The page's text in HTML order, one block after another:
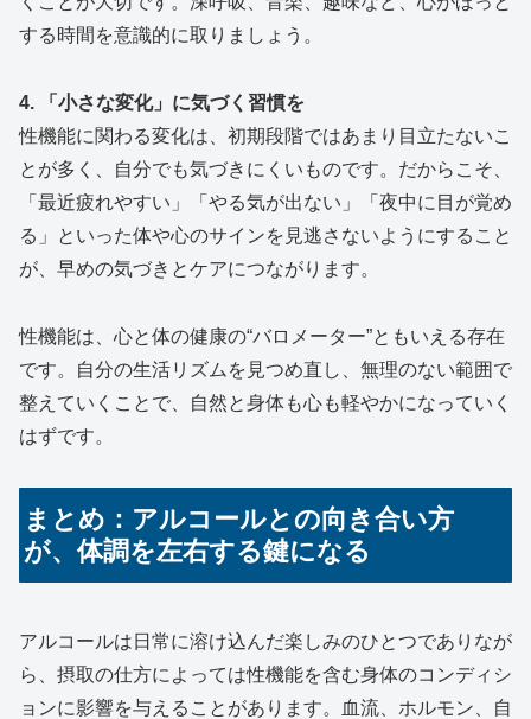
する時間を意識的に取りましょう。
4. 「小さな変化」に気づく習慣を
性機能に関わる変化は、初期段階ではあまり目立たないこ
とが多く、自分でも気づきにくいものです。だからこそ、
「最近疲れやすい」「やる気が出ない」「夜中に目が覚め
る」といった体や心のサインを見逃さないようにすること
が、早めの気づきとケアにつながります。
性機能は、心と体の健康の“バロメーター”ともいえる存在
です。自分の生活リズムを見つめ直し、無理のない範囲で
整えていくことで、自然と身体も心も軽やかになっていく
はずです。
まとめ：アルコールとの向き合い方
が、体調を左右する鍵になる
アルコールは日常に溶け込んだ楽しみのひとつでありなが
ら、摂取の仕方によっては性機能を含む身体のコンディシ
ョンに影響を与えることがあります。血流、ホルモン、自